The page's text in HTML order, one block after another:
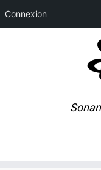
Connexion